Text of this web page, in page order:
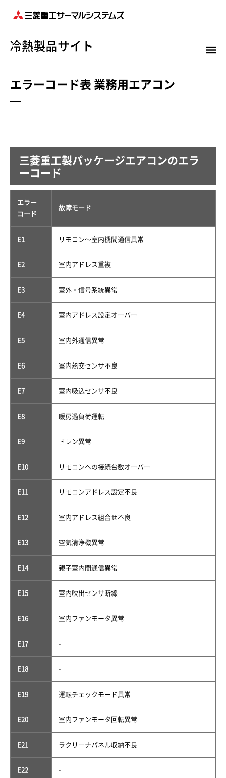
エラーコード表 業務用エアコン
三菱重工製パッケージエアコンのエラ
ーコード
エラー
コード
故障モード
E1 リモコン〜室内機間通信異常
E2 室内アドレス重複
E3 室外・信号系統異常
E4 室内アドレス設定オーバー
E5 室内外通信異常
E6 室内熱交センサ不良
E7 室内吸込センサ不良
E8 暖房過負荷運転
E9 ドレン異常
E10 リモコンへの接続台数オーバー
E11 リモコンアドレス設定不良
E12 室内アドレス組合せ不良
E13 空気清浄機異常
E14 親子室内間通信異常
E15 室内吹出センサ断線
E16 室内ファンモータ異常
E17 -
E18 -
E19 運転チェックモード異常
E20 室内ファンモータ回転異常
E21 ラクリーナパネル収納不良
E22 -